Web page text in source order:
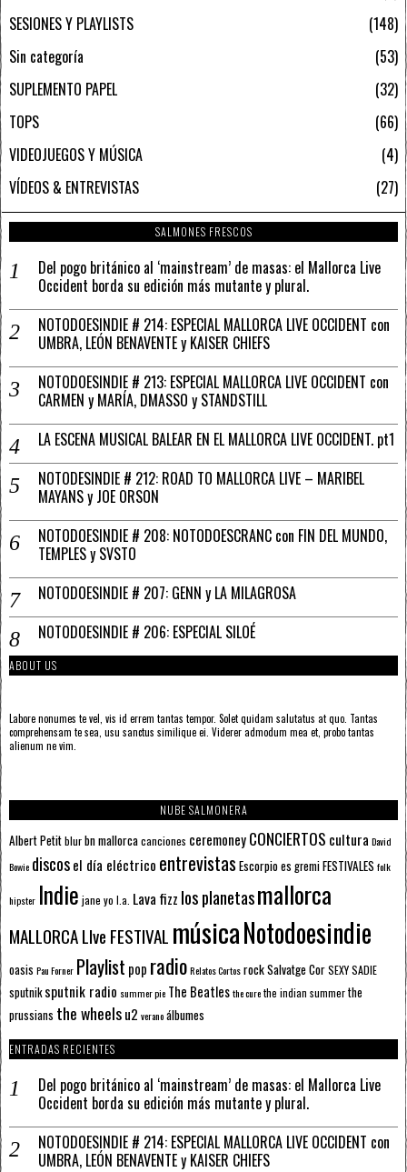
SESIONES Y PLAYLISTS
148
Sin categoría
53
SUPLEMENTO PAPEL
32
TOPS
66
VIDEOJUEGOS Y MÚSICA
4
VÍDEOS & ENTREVISTAS
27
SALMONES FRESCOS
Del pogo británico al ‘mainstream’ de masas: el Mallorca Live
Occident borda su edición más mutante y plural.
NOTODOESINDIE # 214: ESPECIAL MALLORCA LIVE OCCIDENT con
UMBRA, LEÓN BENAVENTE y KAISER CHIEFS
NOTODOESINDIE # 213: ESPECIAL MALLORCA LIVE OCCIDENT con
CARMEN y MARÍA, DMASSO y STANDSTILL
LA ESCENA MUSICAL BALEAR EN EL MALLORCA LIVE OCCIDENT. pt1
NOTODESINDIE # 212: ROAD TO MALLORCA LIVE – MARIBEL
MAYANS y JOE ORSON
NOTODOESINDIE # 208: NOTODOESCRANC con FIN DEL MUNDO,
TEMPLES y SVSTO
NOTODOESINDIE # 207: GENN y LA MILAGROSA
NOTODOESINDIE # 206: ESPECIAL SILOÉ
ABOUT US
Labore nonumes te vel, vis id errem tantas tempor. Solet quidam salutatus at quo. Tantas
comprehensam te sea, usu sanctus similique ei. Viderer admodum mea et, probo tantas
alienum ne vim.
NUBE SALMONERA
Albert Petitblurbn mallorcacanciones ceremoneyCONCIERTOS cultura David
Bowie discosel día eléctrico entrevistas Escorpioes gremiFESTIVALES folk
hipster Indie jane yo l.a. Lava fizz los planetasmallorca
MALLORCA LIve FESTIVAL músicaNotodoesindie
oasis Pau Forner Playlist pop radioRelatos CortosrockSalvatge CorSEXY SADIE
sputnik sputnik radio summer pie The Beatlesthe curethe indian summerthe
prussians the wheelsu2 veranoálbumes
ENTRADAS RECIENTES
Del pogo británico al ‘mainstream’ de masas: el Mallorca Live
Occident borda su edición más mutante y plural.
NOTODOESINDIE # 214: ESPECIAL MALLORCA LIVE OCCIDENT con
UMBRA, LEÓN BENAVENTE y KAISER CHIEFS